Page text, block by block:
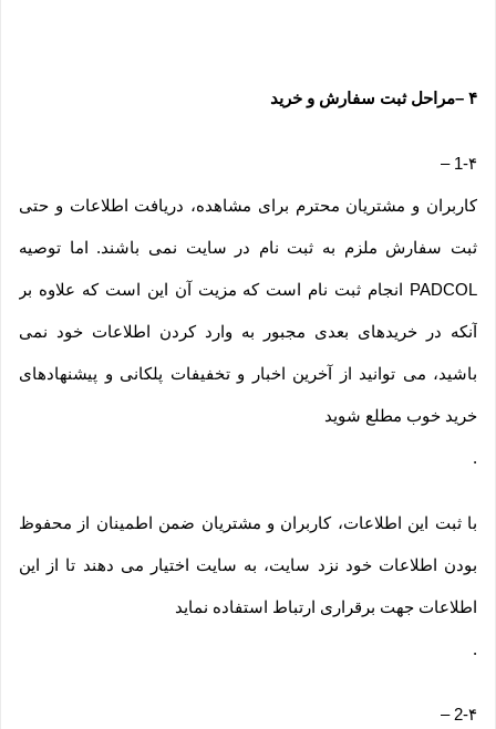
۴ –مراحل ثبت سفارش و خرید
1-۴ –
کاربران و مشتریان محترم برای مشاهده، دریافت اطلاعات و حتی
ثبت سفارش ملزم به ثبت نام در سایت نمی باشند. اما توصیه
PADCOL انجام ثبت نام است که مزیت آن این است که علاوه بر
آنکه در خریدهای بعدی مجبور به وارد کردن اطلاعات خود نمی
باشید، می توانید از آخرین اخبار و تخفیفات پلکانی و پیشنهادهای
خرید خوب مطلع شوید
.
با ثبت این اطلاعات، کاربران و مشتریان ضمن اطمینان از محفوظ
بودن اطلاعات خود نزد سایت، به سایت اختیار می دهند تا از این
اطلاعات جهت برقراری ارتباط استفاده نماید
.
2-۴ –